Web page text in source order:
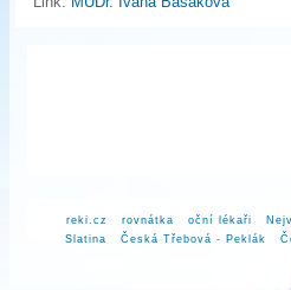
reki.cz rovnátka oční lékaři
Slatina
Česká Třebová - Peklák